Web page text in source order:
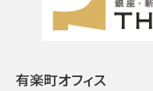
有楽町オフィス